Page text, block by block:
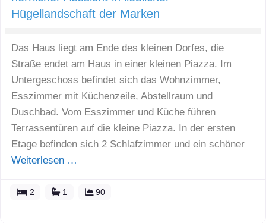
Hügellandschaft der Marken
Das Haus liegt am Ende des kleinen Dorfes, die
Straße endet am Haus in einer kleinen Piazza. Im
Untergeschoss befindet sich das Wohnzimmer,
Esszimmer mit Küchenzeile, Abstellraum und
Duschbad. Vom Esszimmer und Küche führen
Terrassentüren auf die kleine Piazza. In der ersten
Etage befinden sich 2 Schlafzimmer und ein schöner
Weiterlesen …
2 1 90